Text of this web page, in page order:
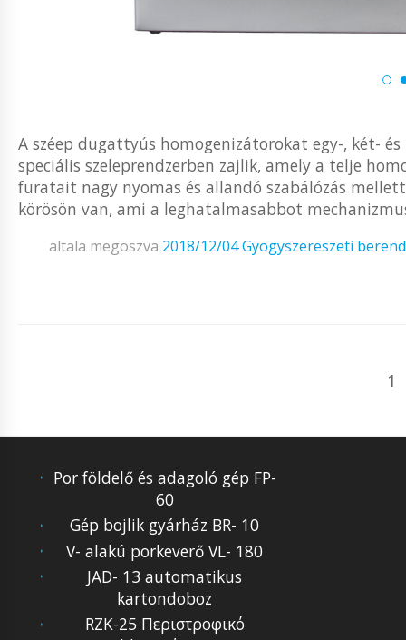
A széep dugattyús homogenizátorokat egy-, két-
speciális szeleprendzerben zajlik, amely a telje
furatait nagy nyomas és allandó szabálózás
körösön van, ami a leghatalmasabbot
altala megoszva 2018/12/04Gyogyszereszeti
1
Por földelő és adagoló gép FP-
60
Gép bojlik gyárház BR- 10
V- alakú porkeverő VL- 180
JAD- 13 automatikus
kartondoboz
RZK-25 Περιστροφικό